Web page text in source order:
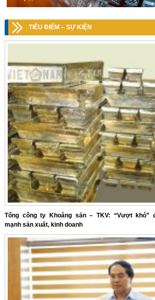
TIÊU ĐIỂM – SỰ KIỆN
Tổng công ty Khoáng sản – TKV: “Vượt khó”
mạnh sản xuất, kinh doanh